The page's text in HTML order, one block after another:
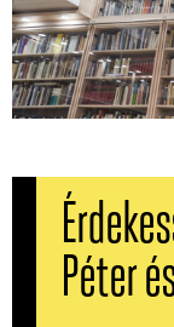
Péter